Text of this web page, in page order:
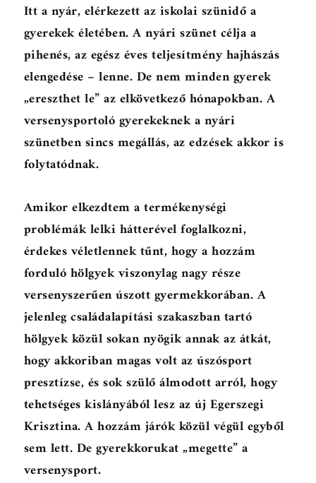
Itt a nyár, elérkezett az iskolai szünidő a
gyerekek életében. A nyári szünet célja a
pihenés, az egész éves teljesítmény hajhászás
elengedése – lenne. De nem minden gyerek
„ereszthet le” az elkövetkező hónapokban. A
versenysportoló gyerekeknek a nyári
szünetben sincs megállás, az edzések akkor is
folytatódnak.
Amikor elkezdtem a termékenységi
problémák lelki hátterével foglalkozni,
érdekes véletlennek tűnt, hogy a hozzám
forduló hölgyek viszonylag nagy része
versenyszerűen úszott gyermekkorában. A
jelenleg családalapítási szakaszban tartó
hölgyek közül sokan nyögik annak az átkát,
hogy akkoriban magas volt az úszósport
presztízse, és sok szülő álmodott arról, hogy
tehetséges kislányából lesz az új Egerszegi
Krisztina. A hozzám járók közül végül egyből
sem lett. De gyerekkorukat „megette” a
versenysport.